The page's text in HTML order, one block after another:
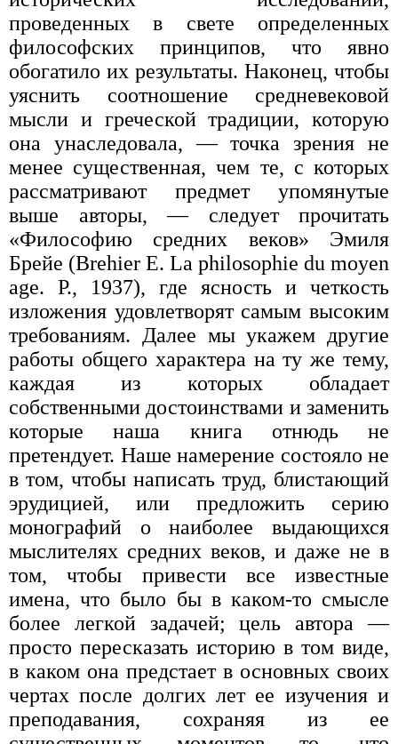
проведенных в свете определенных
философских принципов, что явно
обогатило их результаты. Наконец, чтобы
уяснить соотношение средневековой
мысли и греческой традиции, которую
она унаследовала, — точка зрения не
менее существенная, чем те, с которых
рассматривают предмет упомянутые
выше авторы, — следует прочитать
«Философию средних веков» Эмиля
Брейе (Brehier E. La philosophie du moyen
age. P., 1937), где ясность и четкость
изложения удовлетворят самым высоким
требованиям. Далее мы укажем другие
работы общего характера на ту же тему,
каждая из которых обладает
собственными достоинствами и заменить
которые наша книга отнюдь не
претендует. Наше намерение состояло не
в том, чтобы написать труд, блистающий
эрудицией, или предложить серию
монографий о наиболее выдающихся
мыслителях средних веков, и даже не в
том, чтобы привести все известные
имена, что было бы в каком-то смысле
более легкой задачей; цель автора —
просто пересказать историю в том виде,
в каком она предстает в основных своих
чертах после долгих лет ее изучения и
преподавания, сохраняя из ее